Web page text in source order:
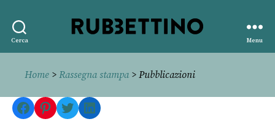
Cerca
editore
Menu
Home > Rassegna stampa> Pubblicazioni
Facebook
Pinterest
TwitterLinkedIn